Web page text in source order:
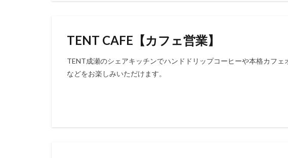
TENT CAFE【カフェ営業】
TENT成瀬のシェアキッチンでハンドドリップコーヒーや本格カフ
などをお楽しみいただけます。